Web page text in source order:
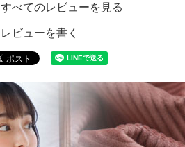
すべてのレビューを見る
レビューを書く